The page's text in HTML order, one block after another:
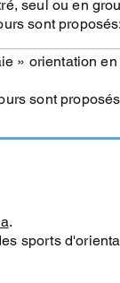
seul ou en
sont
» orientation
sont
.
sports